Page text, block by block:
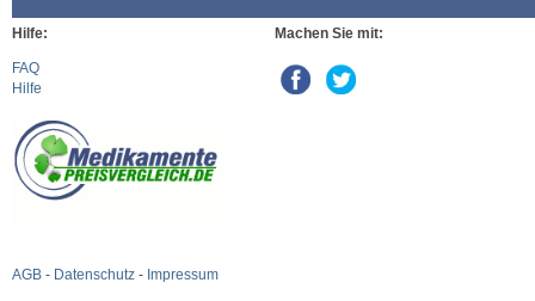
Hilfe:
FAQ
Hilfe
AGB - Datenschutz - Impressum
Machen Sie mit: